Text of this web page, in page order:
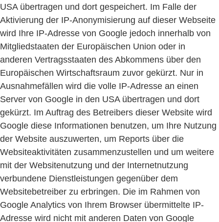
USA übertragen und dort gespeichert. Im Falle der
Aktivierung der IP-Anonymisierung auf dieser Webseite
wird Ihre IP-Adresse von Google jedoch innerhalb von
Mitgliedstaaten der Europäischen Union oder in
anderen Vertragsstaaten des Abkommens über den
Europäischen Wirtschaftsraum zuvor gekürzt. Nur in
Ausnahmefällen wird die volle IP-Adresse an einen
Server von Google in den USA übertragen und dort
gekürzt. Im Auftrag des Betreibers dieser Website wird
Google diese Informationen benutzen, um Ihre Nutzung
der Website auszuwerten, um Reports über die
Websiteaktivitäten zusammenzustellen und um weitere
mit der Websitenutzung und der Internetnutzung
verbundene Dienstleistungen gegenüber dem
Websitebetreiber zu erbringen. Die im Rahmen von
Google Analytics von Ihrem Browser übermittelte IP-
Adresse wird nicht mit anderen Daten von Google